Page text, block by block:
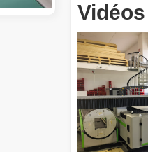
de découpe de tubes